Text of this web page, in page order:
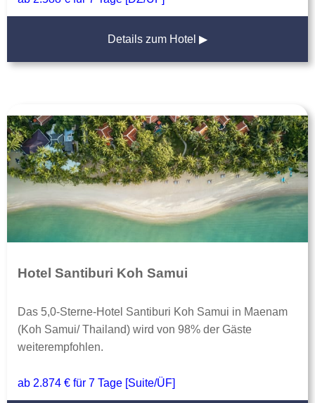
Details zum Hotel ▶
Hotel Santiburi Koh Samui
Das 5,0-Sterne-Hotel Santiburi Koh Samui in Maenam
(Koh Samui/ Thailand) wird von 98% der Gäste
weiterempfohlen.
ab 2.874 € für 7 Tage [Suite/ÜF]